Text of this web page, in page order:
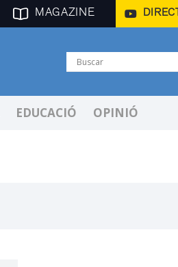
MAGAZINE
EDUCACIÓ OPINIÓ